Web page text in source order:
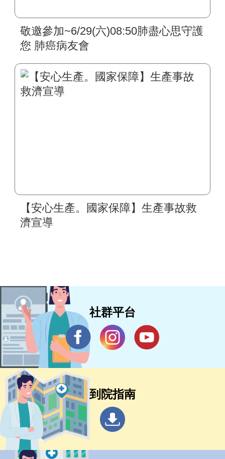
敬邀參加~6/29(六)08:50肺盡心思守護
您 肺癌病友會
【安心生產。國家保障】生產事故救
濟宣導
社群平台
到院指南